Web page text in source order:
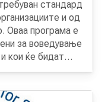
стандард
и од
Оваа програма е
за воведување
кои ќе бидат
да се стекнат
9001: 2015